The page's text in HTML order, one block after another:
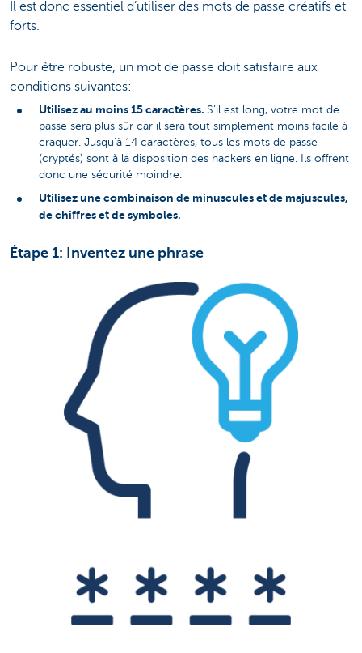
Il est donc essentiel d’utiliser des mots de passe créatifs et
forts.
Pour être robuste, un mot de passe doit satisfaire aux
conditions suivantes:
Utilisez au moins 15 caractères. S’il est long, votre mot de
passe sera plus sûr car il sera tout simplement moins facile à
craquer. Jusqu’à 14 caractères, tous les mots de passe
(cryptés) sont à la disposition des hackers en ligne. Ils offrent
donc une sécurité moindre.
Utilisez une combinaison de minuscules et de majuscules,
de chiffres et de symboles.
Étape 1: Inventez une phrase